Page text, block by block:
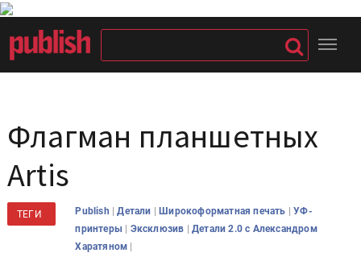
Флагман планшетных
Artis
ТЕГИ Publish |Детали |Широкоформатная печать |УФ-
принтеры | Эксклюзив |Детали 2.0 с Александром
Харатяном |